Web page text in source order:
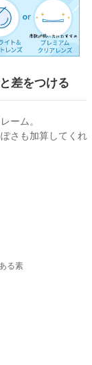
差をつける
ーム。
さも加算してくれ
る素